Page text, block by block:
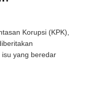
Korupsi (KPK),
yang beredar